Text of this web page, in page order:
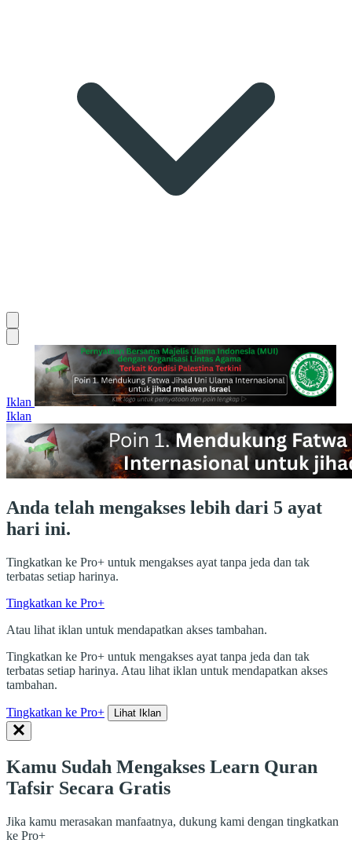
Iklan
Iklan
Anda telah mengakses lebih dari 5 ayat
hari ini.
Tingkatkan ke Pro+ untuk mengakses ayat tanpa jeda dan tak
terbatas setiap harinya.
Tingkatkan ke Pro+
Atau lihat iklan untuk mendapatkan akses tambahan.
Tingkatkan ke Pro+ untuk mengakses ayat tanpa jeda dan tak
terbatas setiap harinya. Atau lihat iklan untuk mendapatkan akses
tambahan.
Tingkatkan ke Pro+ Lihat Iklan
Kamu Sudah Mengakses Learn Quran
Tafsir Secara Gratis
Jika kamu merasakan manfaatnya, dukung kami dengan tingkatkan
ke Pro+